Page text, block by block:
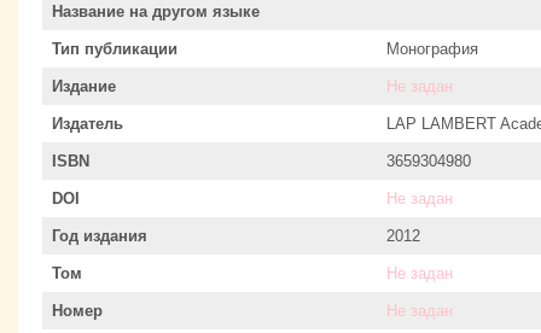
Название на другом языке
Тип публикации Монография
Издание Не задан
Издатель LAP LAMBERT
ISBN 3659304980
DOI Не задан
Год издания 2012
Том Не задан
Номер Не задан